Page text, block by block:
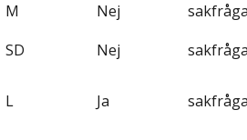
M Nej
SD Nej
L Ja